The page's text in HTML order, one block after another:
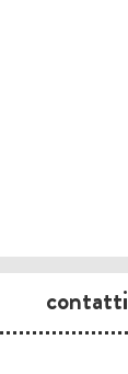
contatti